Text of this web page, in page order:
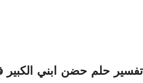
تفسير حلم حضن ابني الكبير